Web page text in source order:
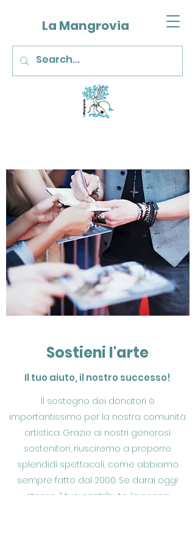
La Mangrovia
Sostieni l'arte
Il tuo aiuto, il nostro successo!
Il sostegno dei donatori è
importantissimo per la nostra comunità
artistica. Grazie ai nostri generosi
sostenitori, riusciremo a proporre
splendidi spettacoli, come abbiamo
sempre fatto dal 2000. Se darai oggi
stesso il tuo contributo, la scena